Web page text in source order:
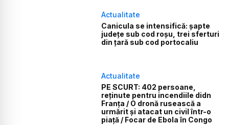
Actualitate
Canicula se intensifică: șapte
județe sub cod roșu, trei sferturi
din țară sub cod portocaliu
Actualitate
PE SCURT: 402 persoane,
reținute pentru incendiile didn
Franța / O dronă rusească a
urmărit și atacat un civil într-o
piață / Focar de Ebola în Congo